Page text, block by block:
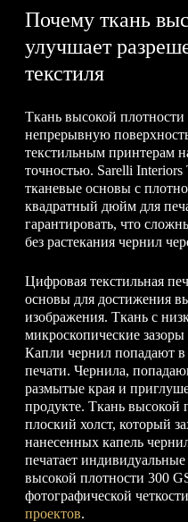
Почему ткань
улучшает
текстиля
Ткань высокой плотности
непрерывную
текстильным принтерам
точностью. Sarelli Interiors
тканевые основы с
квадратный дюйм для
гарантировать, что
без растекания чернил
Цифровая текстильная
основы для достижения
изображения. Ткань с
микроскопические
Капли чернил попадают в
печати. Чернила,
размытые края и
продукте. Ткань высокой
плоский холст, который
нанесенных капель
печатает
высокой плотности 300
фотографической
проектов.